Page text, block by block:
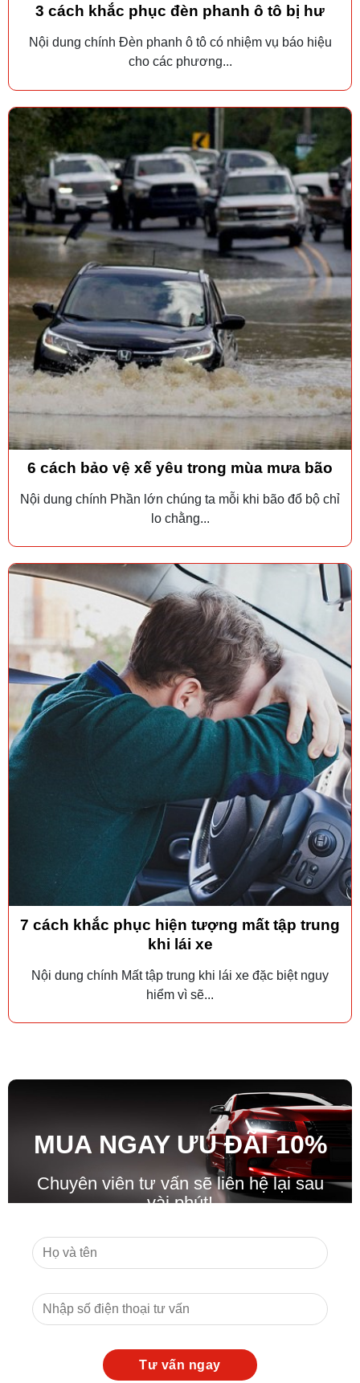
3 cách khắc phục đèn phanh ô tô bị hư
Nội dung chính Đèn phanh ô tô có nhiệm vụ báo hiệu
cho các phương...
6 cách bảo vệ xế yêu trong mùa mưa bão
Nội dung chính Phần lớn chúng ta mỗi khi bão đổ bộ chỉ
lo chằng...
7 cách khắc phục hiện tượng mất tập trung
khi lái xe
Nội dung chính Mất tập trung khi lái xe đặc biệt nguy
hiểm vì sẽ...
MUA NGAY ƯU ĐÃI10%
Chuyên viên tư vấn sẽ liên hệ lại sau
vài phút!